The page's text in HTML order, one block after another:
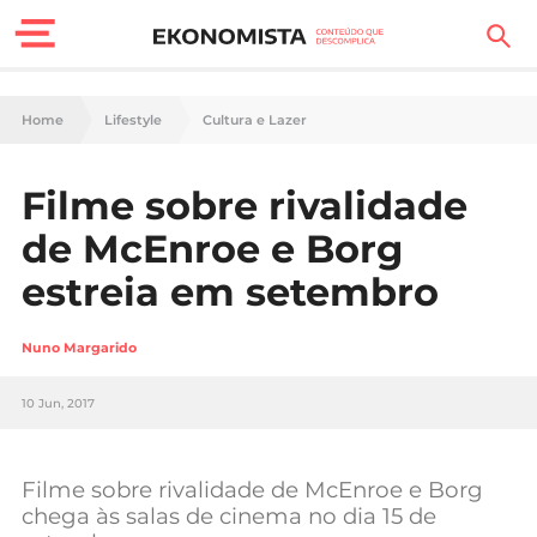
Finanças Pessoais
Carreira
Casa
Lifestyle
Sociedade
Negócios
Home Lifestyle Cultura e Lazer
Filme sobre rivalidade
de McEnroe e Borg
estreia em setembro
Nuno Margarido
10 Jun, 2017
Filme sobre rivalidade de McEnroe e Borg
chega às salas de cinema no dia 15 de